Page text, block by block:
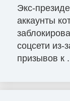
Экс-
аккаунты
соцсети из-
призывов к